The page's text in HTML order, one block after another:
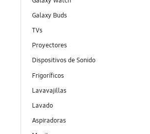
Galaxy Buds
TVs
Proyectores
Dispositivos de Sonido
Frigoríficos
Lavavajillas
Lavado
Aspiradoras